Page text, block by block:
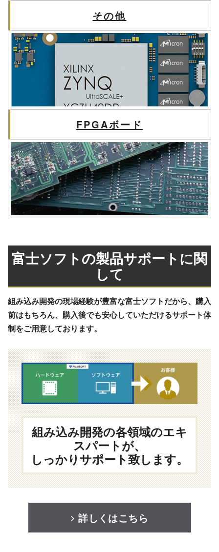
その他
FPGAボード
富士ソフトの製品サポートに関
して
組み込み開発の現場経験が豊富な富士ソフトだから、購入
前はもちろん、購入後でも安心していただけるサポート体
制をご用意しております。
組み込み開発の各領域のエキ
スパートが、
しっかりサポート致します。
詳しくはこちら